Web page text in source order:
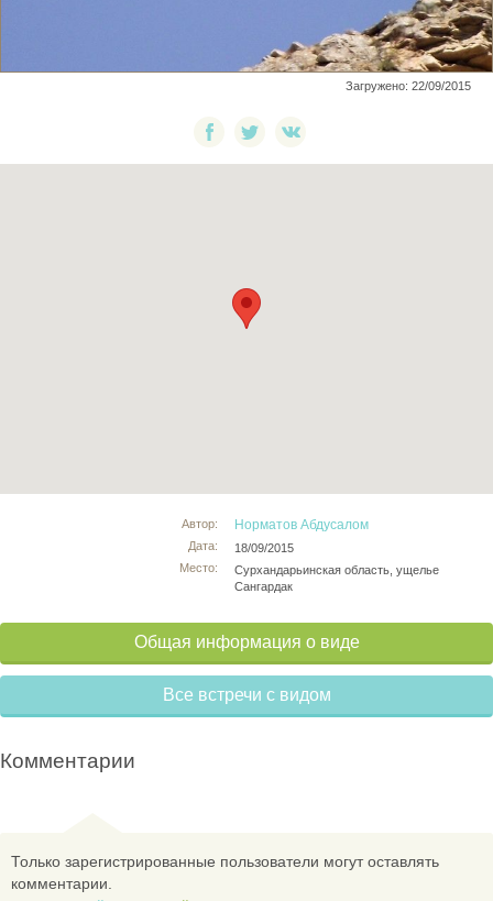
Загружено: 22/09/2015
Автор:
Дата:
Место:
Норматов Абдусалом
18/09/2015
Сурхандарьинская область, ущелье
Сангардак
Общая информация о виде
Все встречи с видом
Комментарии
Только зарегистрированные пользователи могут оставлять
комментарии.